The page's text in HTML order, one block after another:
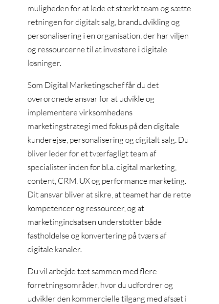
muligheden for at lede et stærkt team og sætte
retningen for digitalt salg, brandudvikling og
personalisering i en organisation, der har viljen
og ressourcerne til at investere i digitale
løsninger.
Som Digital Marketingschef får du det
overordnede ansvar for at udvikle og
implementere virksomhedens
marketingstrategi med fokus på den digitale
kunderejse, personalisering og digitalt salg. Du
bliver leder for et tværfagligt team af
specialister inden for bl.a. digital marketing,
content, CRM, UX og performance marketing.
Dit ansvar bliver at sikre, at teamet har de rette
kompetencer og ressourcer, og at
marketingindsatsen understøtter både
fastholdelse og konvertering på tværs af
digitale kanaler.
Du vil arbejde tæt sammen med flere
forretningsområder, hvor du udfordrer og
udvikler den kommercielle tilgang med afsæt i